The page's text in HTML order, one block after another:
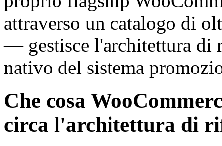
attraverso un catalogo di
— gestisce l'architettura di
nativo del sistema
Che cosa
circa l'architettura di